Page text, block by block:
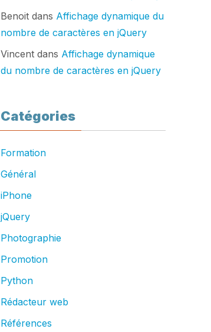
Benoit dans Affichage dynamique du
nombre de caractères en jQuery
Vincent dans Affichage dynamique
du nombre de caractères en jQuery
Catégories
Formation
Général
iPhone
jQuery
Photographie
Promotion
Python
Rédacteur web
Références